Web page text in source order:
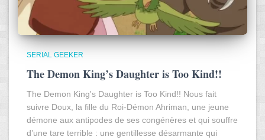
SERIAL GEEKER
The Demon King’s Daughter is Too Kind!!
The Demon King's Daughter is Too Kind!! Nous fait
suivre Doux, la fille du Roi-Démon Ahriman, une jeune
démone aux antipodes de ses congénères et qui souffre
d’une tare terrible : une gentillesse désarmante qui